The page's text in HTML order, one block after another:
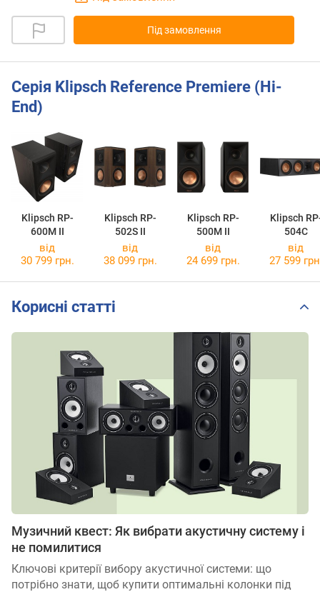
Під замовлення
Серія Klipsch Reference Premiere (Hi-
End)
Klipsch RP-
600M II
Klipsch RP-
502S II
Klipsch RP-
500M II
Klipsch
504C
від
30 799 грн.
від
38 099 грн.
від
24 699 грн.
від
27 599
Корисні статті
Музичний квест: Як вибрати акустичну систему і
не помилитися
Ключові критерії вибору акустичної системи: що
потрібно знати, щоб купити оптимальні колонки під